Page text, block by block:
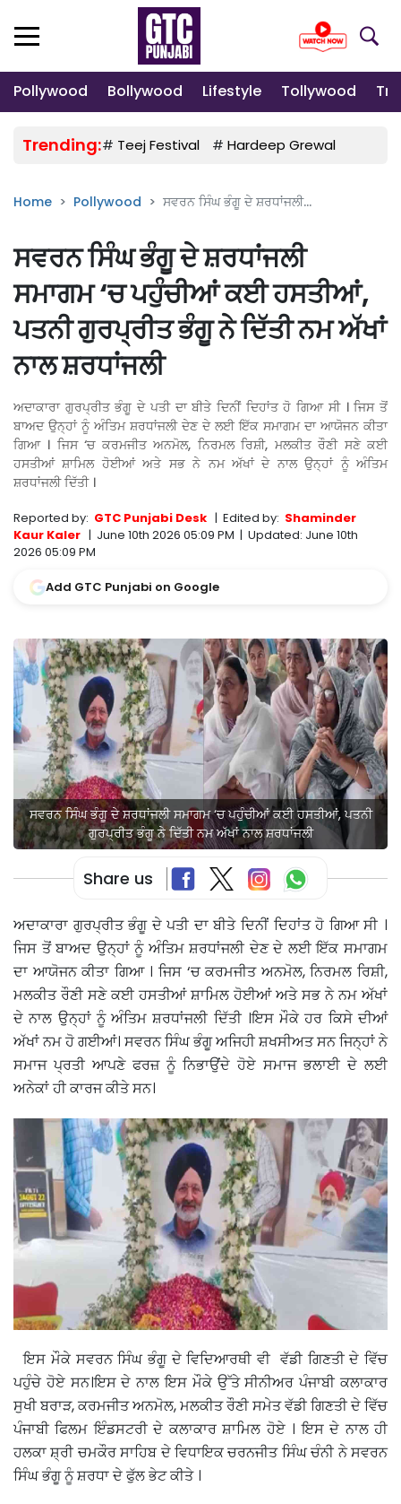
Pollywood Bollywood Lifestyle Tollywood
Trending:# Teej Festival # Hardeep Grewal
Home Pollywood ਸਵਰਨ ਸਿੰਘ ਭੰਗੂ ਦੇ ਸ਼ਰਧਾਂਜਲੀ...
ਸਵਰਨ ਸਿੰਘ ਭੰਗੂ ਦੇ ਸ਼ਰਧਾਂਜਲੀ
ਸਮਾਗਮ ‘ਚ ਪਹੁੰਚੀਆਂ ਕਈ ਹਸਤੀਆਂ,
ਪਤਨੀ ਗੁਰਪ੍ਰੀਤ ਭੰਗੂ ਨੇ ਦਿੱਤੀ ਨਮ ਅੱਖਾਂ
ਨਾਲ ਸ਼ਰਧਾਂਜਲੀ
ਅਦਾਕਾਰਾ ਗੁਰਪ੍ਰੀਤ ਭੰਗੂ ਦੇ ਪਤੀ ਦਾ ਬੀਤੇ ਦਿਨੀਂ ਦਿਹਾਂਤ ਹੋ ਗਿਆ ਸੀ । ਜਿਸ ਤੋਂ
ਬਾਅਦ ਉਨ੍ਹਾਂ ਨੂੰ ਅੰਤਿਮ ਸ਼ਰਧਾਂਜਲੀ ਦੇਣ ਦੇ ਲਈ ਇੱਕ ਸਮਾਗਮ ਦਾ ਆਯੋਜਨ ਕੀਤਾ
ਗਿਆ । ਜਿਸ ‘ਚ ਕਰਮਜੀਤ ਅਨਮੋਲ, ਨਿਰਮਲ ਰਿਸ਼ੀ, ਮਲਕੀਤ ਰੌਣੀ ਸਣੇ ਕਈ
ਹਸਤੀਆਂ ਸ਼ਾਮਿਲ ਹੋਈਆਂ ਅਤੇ ਸਭ ਨੇ ਨਮ ਅੱਖਾਂ ਦੇ ਨਾਲ ਉਨ੍ਹਾਂ ਨੂੰ ਅੰਤਿਮ
ਸ਼ਰਧਾਂਜਲੀ ਦਿੱਤੀ ।
Reported by: GTC Punjabi Desk | Edited by: Shaminder
Kaur Kaler | June 10th 2026 05:09 PM | Updated: June 10th
2026 05:09 PM
Add GTC Punjabi on Google
ਸਵਰਨ ਸਿੰਘ ਭੰਗੂ ਦੇ ਸ਼ਰਧਾਂਜਲੀ ਸਮਾਗਮ ‘ਚ ਪਹੁੰਚੀਆਂ ਕਈ ਹਸਤੀਆਂ, ਪਤਨੀ
ਗੁਰਪ੍ਰੀਤ ਭੰਗੂ ਨੇ ਦਿੱਤੀ ਨਮ ਅੱਖਾਂ ਨਾਲ ਸ਼ਰਧਾਂਜਲੀ
Share us
ਅਦਾਕਾਰਾ ਗੁਰਪ੍ਰੀਤ ਭੰਗੂ ਦੇ ਪਤੀ ਦਾ ਬੀਤੇ ਦਿਨੀਂ ਦਿਹਾਂਤ ਹੋ ਗਿਆ ਸੀ ।
ਜਿਸ ਤੋਂ ਬਾਅਦ ਉਨ੍ਹਾਂ ਨੂੰ ਅੰਤਿਮ ਸ਼ਰਧਾਂਜਲੀ ਦੇਣ ਦੇ ਲਈ ਇੱਕ ਸਮਾਗਮ
ਦਾ ਆਯੋਜਨ ਕੀਤਾ ਗਿਆ । ਜਿਸ ‘ਚ ਕਰਮਜੀਤ ਅਨਮੋਲ, ਨਿਰਮਲ ਰਿਸ਼ੀ,
ਮਲਕੀਤ ਰੌਣੀ ਸਣੇ ਕਈ ਹਸਤੀਆਂ ਸ਼ਾਮਿਲ ਹੋਈਆਂ ਅਤੇ ਸਭ ਨੇ ਨਮ ਅੱਖਾਂ
ਦੇ ਨਾਲ ਉਨ੍ਹਾਂ ਨੂੰ ਅੰਤਿਮ ਸ਼ਰਧਾਂਜਲੀ ਦਿੱਤੀ ।ਇਸ ਮੌਕੇ ਹਰ ਕਿਸੇ ਦੀਆਂ
ਅੱਖਾਂ ਨਮ ਹੋ ਗਈਆਂ। ਸਵਰਨ ਸਿੰਘ ਭੰਗੂ ਅਜਿਹੀ ਸ਼ਖਸੀਅਤ ਸਨ ਜਿਨ੍ਹਾਂ ਨੇ
ਸਮਾਜ ਪ੍ਰਤੀ ਆਪਣੇ ਫਰਜ਼ ਨੂੰ ਨਿਭਾਉਂਦੇ ਹੋਏ ਸਮਾਜ ਭਲਾਈ ਦੇ ਲਈ
ਅਨੇਕਾਂ ਹੀ ਕਾਰਜ ਕੀਤੇ ਸਨ।
ਇਸ ਮੌਕੇ ਸਵਰਨ ਸਿੰਘ ਭੰਗੂ ਦੇ ਵਿਦਿਆਰਥੀ ਵੀ ਵੱਡੀ ਗਿਣਤੀ ਦੇ ਵਿੱਚ
ਪਹੁੰਚੇ ਹੋਏ ਸਨ।ਇਸ ਦੇ ਨਾਲ ਇਸ ਮੌਕੇ ਉੱਤੇ ਸੀਨੀਅਰ ਪੰਜਾਬੀ ਕਲਾਕਾਰ
ਸੁਖੀ ਬਰਾੜ, ਕਰਮਜੀਤ ਅਨਮੋਲ, ਮਲਕੀਤ ਰੌਣੀ ਸਮੇਤ ਵੱਡੀ ਗਿਣਤੀ ਦੇ ਵਿੱਚ
ਪੰਜਾਬੀ ਫਿਲਮ ਇੰਡਸਟਰੀ ਦੇ ਕਲਾਕਾਰ ਸ਼ਾਮਿਲ ਹੋਏ । ਇਸ ਦੇ ਨਾਲ ਹੀ
ਹਲਕਾ ਸ਼੍ਰੀ ਚਮਕੌਰ ਸਾਹਿਬ ਦੇ ਵਿਧਾਇਕ ਚਰਨਜੀਤ ਸਿੰਘ ਚੰਨੀ ਨੇ ਸਵਰਨ
ਸਿੰਘ ਭੰਗੂ ਨੂੰ ਸ਼ਰਧਾ ਦੇ ਫੁੱਲ ਭੇਟ ਕੀਤੇ ।